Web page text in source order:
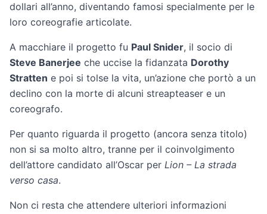
dollari all’anno, diventando famosi specialmente per le
loro coreografie articolate.
A macchiare il progetto fu Paul Snider, il socio di
Steve Banerjee che uccise la fidanzata Dorothy
Stratten e poi si tolse la vita, un’azione che portò a un
declino con la morte di alcuni streapteaser e un
coreografo.
Per quanto riguarda il progetto (ancora senza titolo)
non si sa molto altro, tranne per il coinvolgimento
dell’attore candidato all’Oscar per Lion – La strada
verso casa.
Non ci resta che attendere ulteriori informazioni